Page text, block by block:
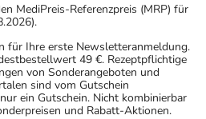
MediPreis-Referenzpreis (MRP) für
für Ihre erste Newsletteranmeldung.
49 €. Rezeptpflichtige
von Sonderangeboten und
sind vom Gutschein
ein Gutschein. Nicht kombinierbar
und Rabatt-Aktionen.